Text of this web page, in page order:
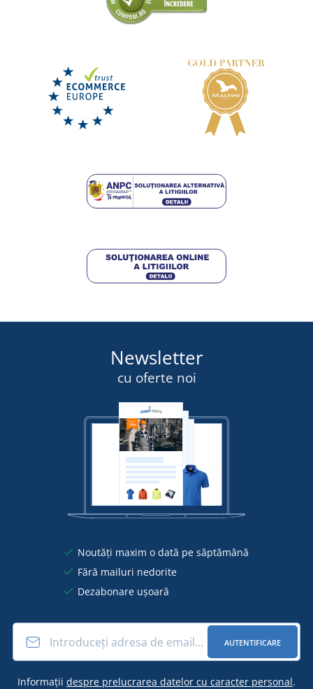
Fes cu ciucure Snowstar Recycled
39,75 lei
Newsletter
cu oferte noi
Noutăți maxim o dată pe săptămână
Fără mailuri nedorite
Dezabonare ușoară
AUTENTIFICARE
Informații despre prelucrarea datelor cu caracter personal.